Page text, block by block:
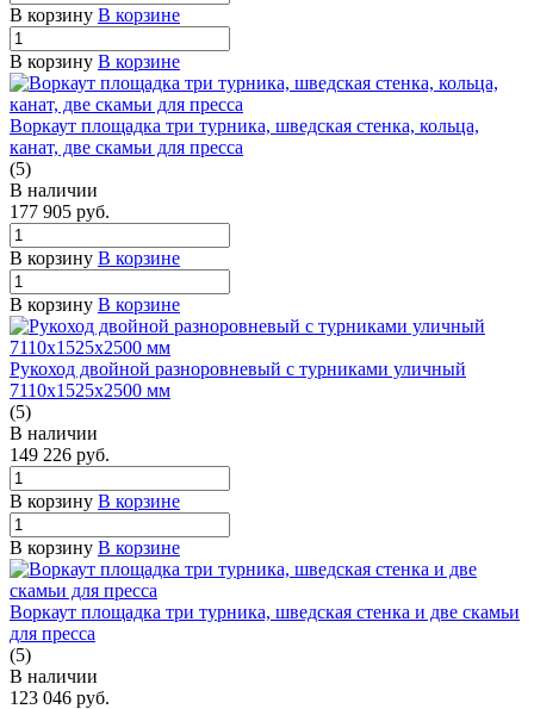
В корзину В корзине
В корзину В корзине
Воркаут площадка три турника, шведская стенка, кольца,
канат, две скамьи для пресса
(5)
В наличии
177 905 руб.
В корзину В корзине
В корзину В корзине
Рукоход двойной разноровневый с турниками уличный
7110х1525х2500 мм
(5)
В наличии
149 226 руб.
В корзину В корзине
В корзину В корзине
Воркаут площадка три турника, шведская стенка и две скамьи
для пресса
(5)
В наличии
123 046 руб.